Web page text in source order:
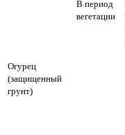
Огурец
(защищенный
грунт)
В период
вегетации